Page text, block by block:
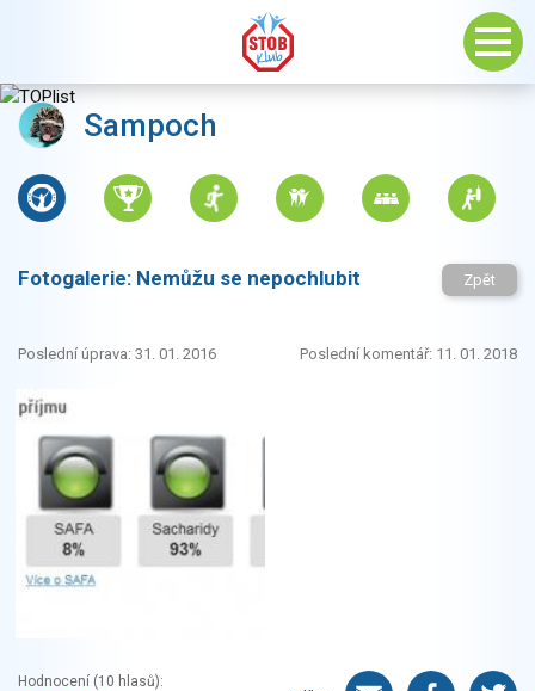
Sampoch
Fotogalerie: Nemůžu se nepochlubit Zpět
Poslední úprava: 31. 01. 2016 Poslední komentář: 11. 01. 2018
Hodnocení (10 hlasů):